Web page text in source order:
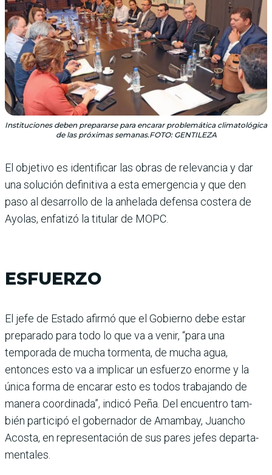
Instituciones deben prepararse para encarar problemática climatológica
de las próximas semanas.FOTO: GENTILEZA
El objetivo es identificar las obras de relevancia y dar
una solución definitiva a esta emergencia y que den
paso al desarrollo de la anhelada defensa costera de
Ayolas, enfatizó la titular de MOPC.
ESFUERZO
El jefe de Estado afirmó que el Gobierno debe estar
preparado para todo lo que va a venir, “para una
temporada de mucha tor­menta, de mucha agua,
entonces esto va a impli­car un esfuerzo enorme y la
única forma de encarar esto es todos trabajando de
manera coordinada”, indicó Peña. Del encuentro tam­
bién participó el goberna­dor de Amambay, Juancho
Acosta, en representación de sus pares jefes departa­
mentales.